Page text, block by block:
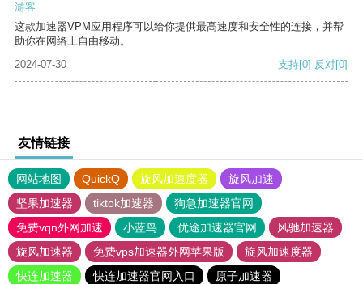
游客
这款加速器VPM应用程序可以给你提供最高速度和安全性的连接，并帮
助你在网络上自由移动。
2024-07-30
支持[0] 反对[0]
友情链接
网站地图 QuickQ 旋风加速度器
旋风加速
坚果加速器
tiktok加速器
狗急加速器官网
免费vqn外网加速
小蓝鸟 优途加速器官网
风驰加速器
旋风加速器
免费vps加速器外网苹果版
旋风加速度器
快连加速器
快连加速器官网入口
原子加速器